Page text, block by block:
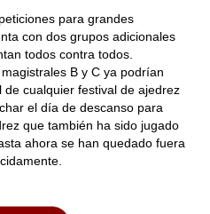
para grandes
con dos grupos adicionales
todos contra todos.
B y C ya podrían
cualquier festival de ajedrez
el día de descanso para
que también ha sido jugado
ahora se han quedado fuera